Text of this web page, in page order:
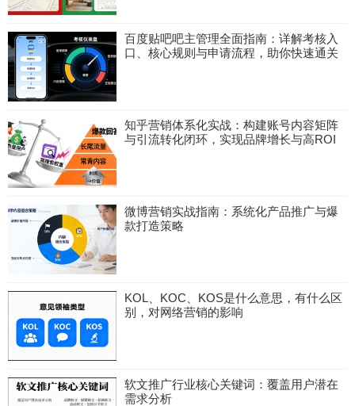
百度贴吧吧主管理全面指南：详解考核入
口、核心规则与申请流程，助你快速通关
知乎营销体系化实战：构建账号内容矩阵
与引流转化闭环，实现品牌增长与高ROI
微博营销实战指南：系统化产品推广与爆
款打造策略
KOL、KOC、KOS是什么意思，有什么区
别，对网络营销的影响
软文推广行业核心关键词：覆盖用户潜在
需求分析